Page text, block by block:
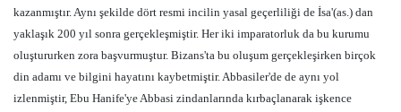
kazanmıştır. Aynı şekilde dört resmi incilin yasal geçerliliği de İsa'(as.) dan
yaklaşık 200 yıl sonra gerçekleşmiştir. Her iki imparatorluk da bu kurumu
oluştururken zora başvurmuştur. Bizans'ta bu oluşum gerçekleşirken birçok
din adamı ve bilgini hayatını kaybetmiştir. Abbasiler'de de aynı yol
izlenmiştir, Ebu Hanife'ye Abbasi zindanlarında kırbaçlanarak işkence